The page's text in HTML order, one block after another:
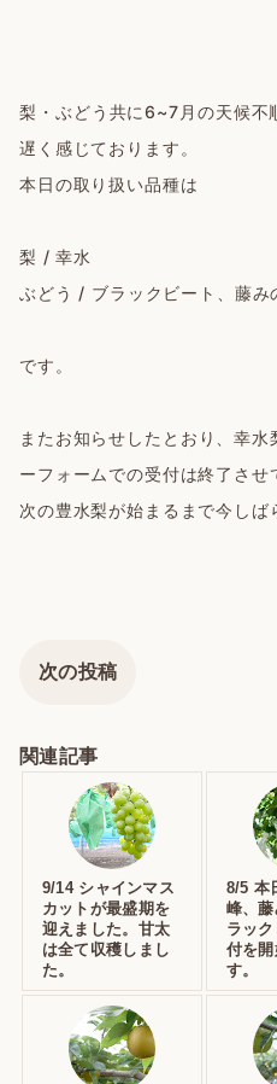
梨・ぶどう共に6~7月の天候不
遅く感じております。
本日の取り扱い品種は
梨 / 幸水
ぶどう / ブラックビート、藤み
です。
またお知らせしたとおり、幸
ーフォームでの受付は終了させ
次の豊水梨が始まるまで今しば
次の投稿
関連記事
9/14 シャインマス
カットが最盛期を
迎えました。甘太
は全て収穫しまし
た。
8/5 本
峰、
ラッ
付を開
す。